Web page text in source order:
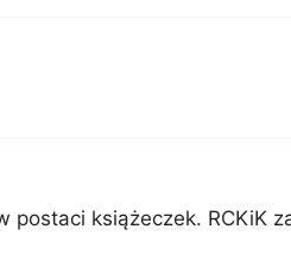
postaci książeczek. RCKiK